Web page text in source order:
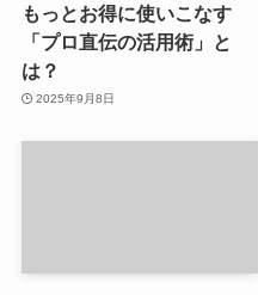
もっとお得に使いこなす
「プロ直伝の活用術」と
は？
2025年9月8日